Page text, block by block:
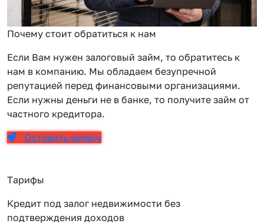
Почему стоит обратиться к нам
Если Вам нужен залоговый займ, то обратитесь к
нам в компанию. Мы обладаем безупречной
репутацией перед финансовыми организациями.
Если нужны деньги не в банке, то получите займ от
частного кредитора.
Оставить заявку
Тарифы
Кредит под залог недвижимости без
подтверждения доходов